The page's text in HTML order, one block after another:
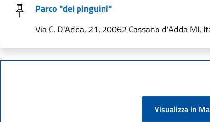
Parco "dei pinguini"
Via C. D'Adda, 21, 20062 Cassano d'Adda MI,
Visualizza in